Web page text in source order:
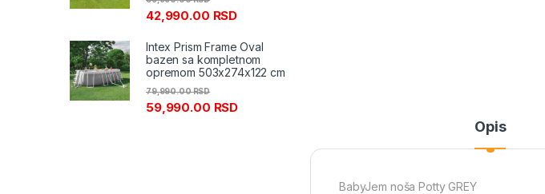
Opis
BabyJem noša Potty GREY
42,990.00 RSD
Intex Prism Frame Oval
bazen sa kompletnom
opremom 503x274x122 cm
59,990.00 RSD
79,990.00RSD